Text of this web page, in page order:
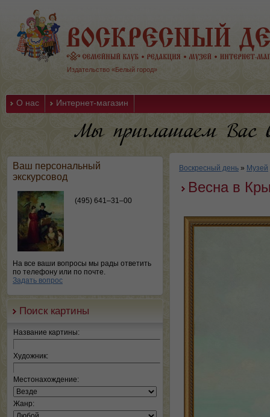
Издательство «Белый город»
О нас Интернет-магазин
Ваш персональный
экскурсовод
(495) 641–31–00
На все ваши вопросы мы рады ответить
по телефону или по почте.
Задать вопрос
Поиск картины
Название картины:
Художник:
Местонахождение:
Жанр:
Воскресный день » Музей
Весна в